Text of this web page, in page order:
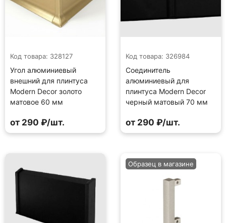
Код товара: 328127
Угол алюминиевый
внешний для плинтуса
Modern Decor золото
матовое 60 мм
от 290 ₽/шт.
Код товара: 326984
Соединитель
алюминиевый для
плинтуса Modern Decor
черный матовый 70 мм
от 290 ₽/шт.
Образец в магазине